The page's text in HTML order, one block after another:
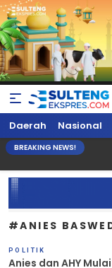
Berita Seputar
Sulteng
Daerah Nasional
BREAKING NEWS!
#ANIES
POLITIK
Anies dan AHY